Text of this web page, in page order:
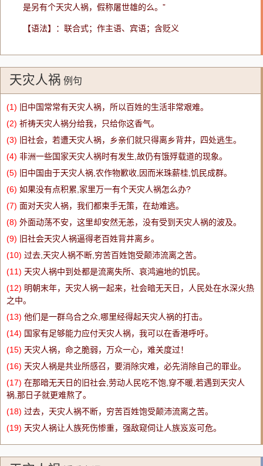
是另有个天灾人祸，假称屠世雄的么。”
【语法】：联合式；作主语、宾语；含贬义
天灾人祸 例句
(1)
旧中国常常有天灾人祸，所以百姓的生活非常艰难。
(2) 祈祷天灾人祸分给我，只给你这香气。
(3)
旧社会，若遭天灾人祸，乡亲们就只得离乡背井，四处逃生。
(4) 非洲一些国家天灾人祸时有发生,故仍有饿殍载道的现象。
(5)
旧中国由于天灾人祸,农作物歉收,因而米珠薪桂,饥民成群。
(6) 如果没有点积累,家里万一有个天灾人祸怎么办?
(7) 面对天灾人祸，我们都束手无策，在劫难逃。
(8) 外面动荡不安，这里却安然无恙，没有受到天灾人祸的波及。
(9)
旧社会天灾人祸逼得老百姓背井离乡。
(10) 过去,天灾人祸不断,穷苦百姓饱受颠沛流离之苦。
(11) 天灾人祸中到处都是流离失所、哀鸿遍地的饥民。
(12) 明朝末年，天灾人祸一起来，社会暗无天日，人民处在水深火热
之中。
(13) 他们是一群乌合之众,哪里经得起天灾人祸的打击。
(14) 国家有足够能力应付天灾人祸，我可以在香港呼吁。
(15) 天灾人祸，命之脆弱，万众一心，难关度过！
(16) 天灾人祸是共业所感召，要消除灾难，必先消除自己的罪业。
(17) 在那暗无天日的旧社会,劳动人民吃不饱,穿不暖,若遇到天灾人
祸,那日子就更难熬了。
(18) 过去，天灾人祸不断，穷苦百姓饱受颠沛流离之苦。
(19) 天灾人祸让人族死伤惨重，强敌窥伺让人族岌岌可危。